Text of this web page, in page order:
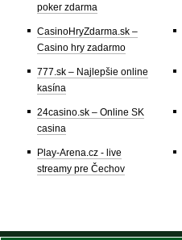
poker zdarma
CasinoHryZdarma.sk –
Casino hry zadarmo
777.sk – Najlepšie online
kasína
24casino.sk – Online SK
casina
Play-Arena.cz - live
streamy pre Čechov